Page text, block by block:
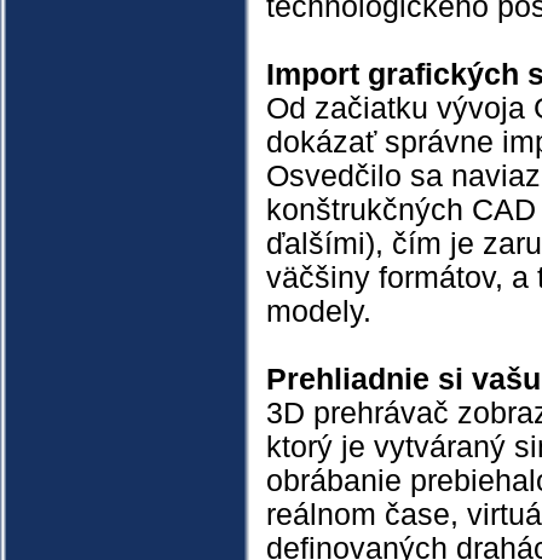
technologického
Import grafických
Od začiatku vývoja
dokázať správne
Osvedčilo sa
konštrukčných
ďalšími), čím je
väčšiny formátov,
modely.
Prehliadnie si
3D prehrávač
ktorý je vytváraný
obrábanie
reálnom čase,
definovaných